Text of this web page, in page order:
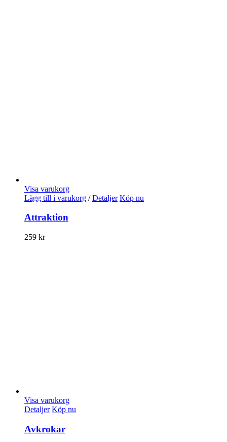
Visa varukorg
Lägg till i varukorg / Detaljer Köp nu
Attraktion
259 kr
Visa varukorg
Detaljer Köp nu
Avkrokar